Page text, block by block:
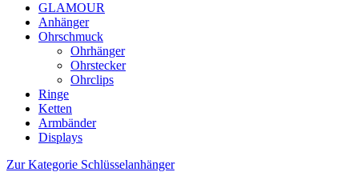
GLAMOUR
Anhänger
Ohrschmuck
Ohrhänger
Ohrstecker
Ohrclips
Ringe
Ketten
Armbänder
Displays
Zur Kategorie Schlüsselanhänger